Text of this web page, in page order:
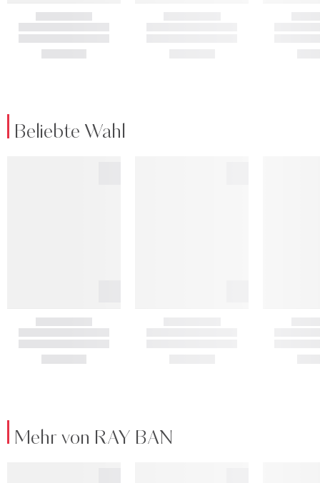
Beliebte Wahl
Mehr von RAY BAN